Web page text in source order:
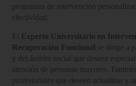
programas de intervención
efectividad.
El
Experto Universitario en
Recuperación Funcional se dirige a
y del ámbito social que deseen
atención de personas mayores.
profesionales que deseen actualizar y